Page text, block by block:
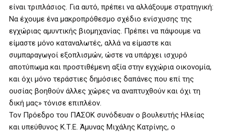
είναι τριπλάσιος. Για αυτό, πρέπει να αλλάξουμε στρατηγική:
Να έχουμε ένα μακροπρόθεσμο σχέδιο ενίσχυσης της
εγχώριας αμυντικής βιομηχανίας. Πρέπει να πάψουμε να
είμαστε μόνο καταναλωτές, αλλά να είμαστε και
συμπαραγωγοί εξοπλισμών, ώστε να υπάρχει ισχυρό
αποτύπωμα και προστιθέμενη αξία στην εγχώρια οικονομία,
και όχι μόνο τεράστιες δημόσιες δαπάνες που επί της
ουσίας βοηθούν άλλες χώρες να αναπτυχθούν και όχι τη
δική μας» τόνισε επιπλέον.
Τον Πρόεδρο του ΠΑΣΟΚ συνόδευαν ο βουλευτής Ηλείας
και υπεύθυνος Κ.Τ.Ε. Άμυνας Μιχάλης Κατρίνης, ο